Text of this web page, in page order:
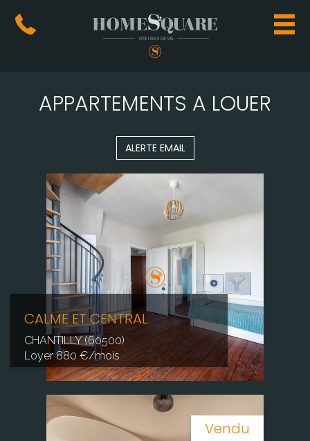
APPARTEMENTS A LOUER
ALERTE EMAIL
CALME ET CENTRAL
CHANTILLY (60500)
Loyer 880 €/mois
Vendu